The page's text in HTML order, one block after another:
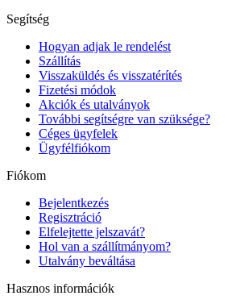
Segítség
Hogyan adjak le rendelést
Szállítás
Visszaküldés és visszatérítés
Fizetési módok
Akciók és utalványok
További segítségre van szüksége?
Céges ügyfelek
Ügyfélfiókom
Fiókom
Bejelentkezés
Regisztráció
Elfelejtette jelszavát?
Hol van a szállítmányom?
Utalvány beváltása
Hasznos információk